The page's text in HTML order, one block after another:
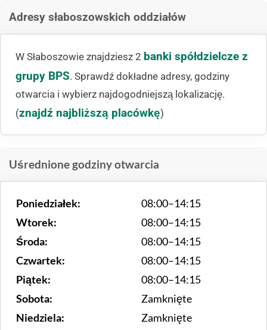
Adresy słaboszowskich oddziałów
W Słaboszowie znajdziesz 2 banki spółdzielcze z
grupy BPS. Sprawdź dokładne adresy, godziny
otwarcia i wybierz najdogodniejszą lokalizację.
(znajdź najbliższą placówkę)
Uśrednione godziny otwarcia
Poniedziałek:
08:00–14:15
Wtorek:
08:00–14:15
Środa:
08:00–14:15
Czwartek:
08:00–14:15
Piątek:
08:00–14:15
Sobota:
Zamknięte
Niedziela:
Zamknięte